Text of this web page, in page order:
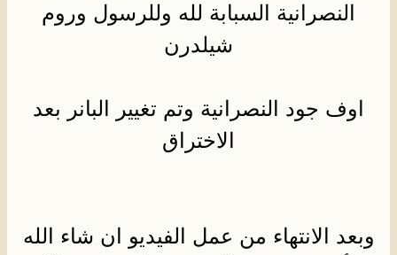
النصرانية السبابة لله وللرسول وروم
شيلدرن
اوف جود النصرانية وتم تغيير البانر بعد
الاختراق
وبعد الانتهاء من عمل الفيديو ان شاء الله